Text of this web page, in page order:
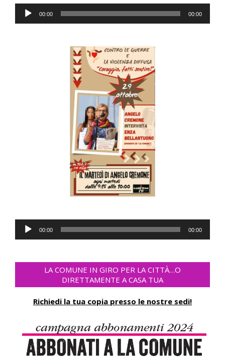
Audio
Player
00:00 00:00
Audio
Player
00:00 00:00
LA COMUNE IN GIRO PER LA CITTÀ…O
DIRETTAMENTE A CASA TUA
Richiedi la tua copia presso le nostre sedi!